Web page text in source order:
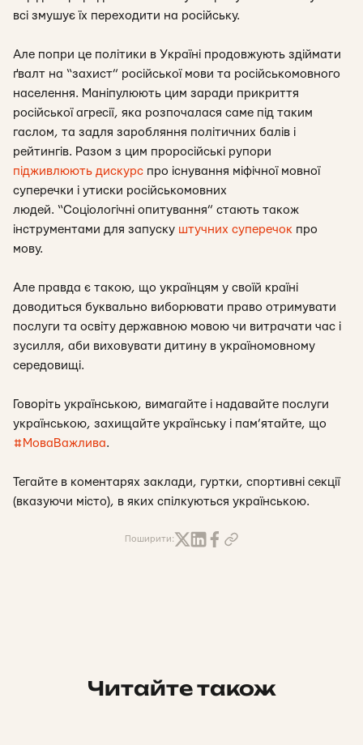
всі змушує їх переходити на російську.
Але попри це політики в Україні продовжують здіймати
ґвалт на “захист” російської мови та російськомовного
населення. Маніпулюють цим заради прикриття
російської агресії, яка розпочалася саме під таким
гаслом, та задля заробляння політичних балів і
рейтингів. Разом з цим проросійські рупори
підживлюють дискурс про існування міфічної мовної
суперечки і утиски російськомовних
людей. “Соціологічні опитування” стають також
інструментами для запуску штучних суперечок про
мову.
Але правда є такою, що українцям у своїй країні
доводиться буквально виборювати право отримувати
послуги та освіту державною мовою чи витрачати час і
зусилля, аби виховувати дитину в україномовному
середовищі.
Говоріть українською, вимагайте і надавайте послуги
українською, захищайте українську і пам’ятайте, що
#МоваВажлива.
Тегайте в коментарях заклади, гуртки, спортивні секції
(вказуючи місто), в яких спілкуються українською.
Поширити:
Читайте також